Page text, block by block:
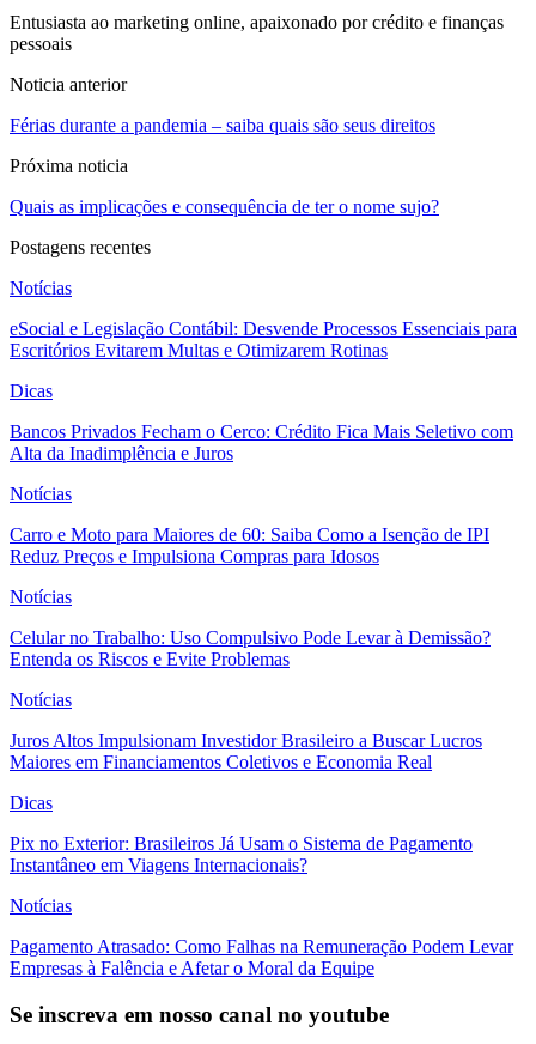
Entusiasta ao marketing online, apaixonado por crédito e finanças
pessoais
Noticia anterior
Férias durante a pandemia – saiba quais são seus direitos
Próxima noticia
Quais as implicações e consequência de ter o nome sujo?
Postagens recentes
Notícias
eSocial e Legislação Contábil: Desvende Processos Essenciais para
Escritórios Evitarem Multas e Otimizarem Rotinas
Dicas
Bancos Privados Fecham o Cerco: Crédito Fica Mais Seletivo com
Alta da Inadimplência e Juros
Notícias
Carro e Moto para Maiores de 60: Saiba Como a Isenção de IPI
Reduz Preços e Impulsiona Compras para Idosos
Notícias
Celular no Trabalho: Uso Compulsivo Pode Levar à Demissão?
Entenda os Riscos e Evite Problemas
Notícias
Juros Altos Impulsionam Investidor Brasileiro a Buscar Lucros
Maiores em Financiamentos Coletivos e Economia Real
Dicas
Pix no Exterior: Brasileiros Já Usam o Sistema de Pagamento
Instantâneo em Viagens Internacionais?
Notícias
Pagamento Atrasado: Como Falhas na Remuneração Podem Levar
Empresas à Falência e Afetar o Moral da Equipe
Se inscreva em nosso canal no youtube